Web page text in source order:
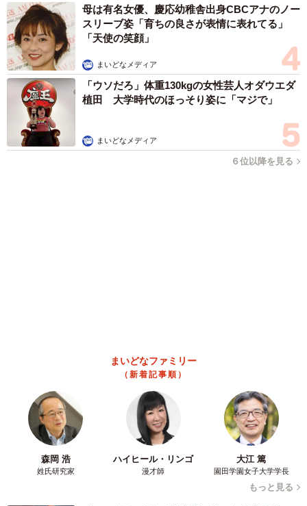
このトイレ、男性用と女性用どっち！？「おしゃれ」で「格好
いい」デザインが生む笑えない悲喜劇 本当に大事なのは目立
2026.08.09
NHK大阪の朝の顔…気象キャスター、真っ赤な
ワンピで「愛の不時着」観劇 三山凌輝さんら
ポスターと記念撮影
まいどなトピック
「右ひじ左ひじ交互に見て♪」お笑いコンビ元
メンバー髪型激変 命を救う資格を取得「ええ
え！！すごすぎます！」→本名も明らかに